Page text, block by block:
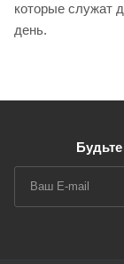
которые служат
день.